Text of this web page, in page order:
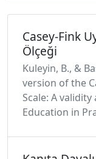
Casey-Fink
Ölçeği
Kuleyin, B., &
version of the
Scale: A
Education in